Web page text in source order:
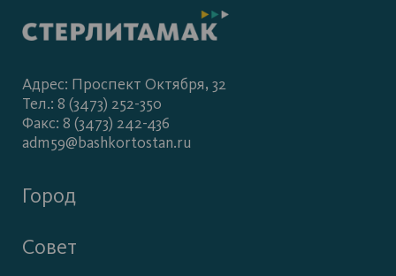
Адрес: Проспект Октября, 32
Тел.: 8 (3473) 252-350
Факс: 8 (3473) 242-436
adm59@bashkortostan.ru
Город
Совет